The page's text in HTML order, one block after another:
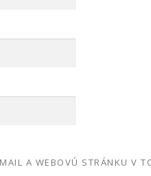
A WEBOVÚ STRÁNKU V